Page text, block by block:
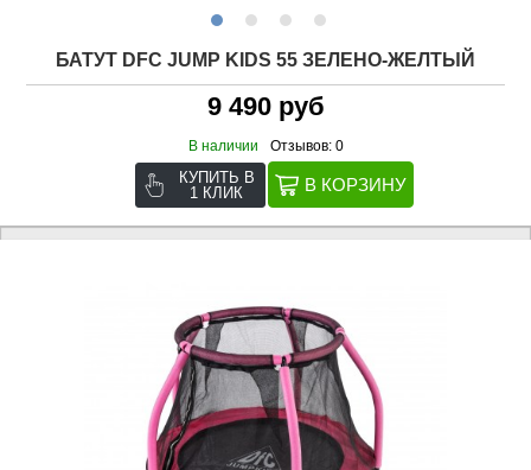
БАТУТ DFC JUMP KIDS 55 ЗЕЛЕНО-ЖЕЛТЫЙ
9 490 руб
В наличии Отзывов: 0
КУПИТЬ В
1 КЛИК